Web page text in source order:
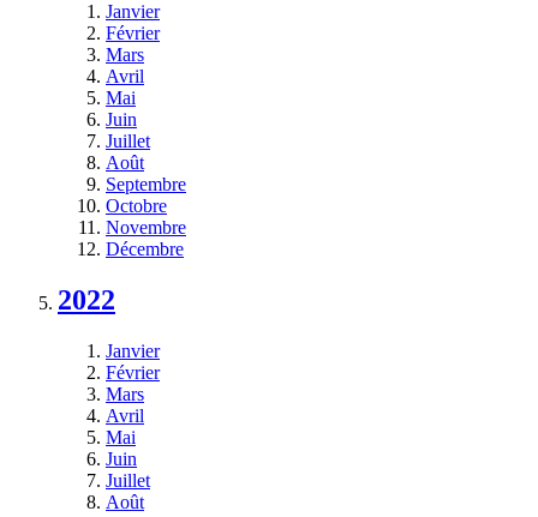
Janvier
Février
Mars
Avril
Mai
Juin
Juillet
Août
Septembre
Octobre
Novembre
Décembre
2022
Janvier
Février
Mars
Avril
Mai
Juin
Juillet
Août